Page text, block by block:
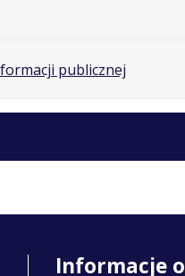
publicznej
Informacje o